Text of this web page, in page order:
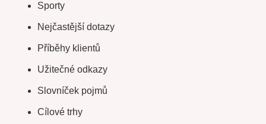
Sporty
Nejčastější dotazy
Příběhy klientů
Užitečné odkazy
Slovníček pojmů
Cílové trhy